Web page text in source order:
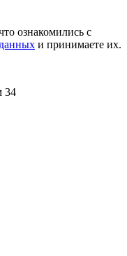
ознакомились с
и принимаете их.
34